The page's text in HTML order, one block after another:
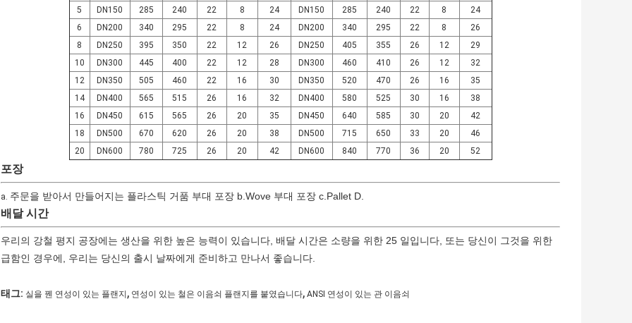
5
DN150 285 240 22 8 24 DN150 285 240 22 8
24
6
DN200 340 295 22 8 24 DN200 340 295 22 8
26
8
DN250 395 350 22 12 26 DN250 405 355 26 12
29
10
DN300 445 400 22 12 28 DN300 460 410 26 12
32
12
DN350 505 460 22 16 30 DN350 520 470 26 16
35
14
DN400 565 515 26 16 32 DN400 580 525 30 16
38
16
DN450 615 565 26 20 35 DN450 640 585 30 20
42
18
DN500 670 620 26 20 38 DN500 715 650 33 20
46
20
DN600 780 725 26 20 42 DN600 840 770 36 20 52
포장
a. 주문을 받아서 만들어지는 플라스틱 거품 부대 포장 b.Wove 부대 포장 c.Pallet D.
배달 시간
우리의 강철 평지 공장에는 생산을 위한 높은 능력이 있습니다, 배달 시간은 소량을 위한 25 일입니다, 또는 당신이 그것을 위한
급함인 경우에, 우리는 당신의 출시 날짜에게 준비하고 만나서 좋습니다.
태그: 실을 꿴 연성이 있는 플랜지 , 연성이 있는 철은 이음쇠 플랜지를 붙였습니다, ANSI 연성이 있는 관 이음쇠